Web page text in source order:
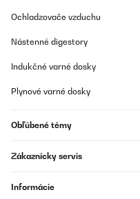
Usuario/a de amazon
Einfach schön und sehr
Ochladzovače vzduchu
Nástenné digestory
Indukčné varné dosky
Plynové varné dosky
Obľúbené témy
Zákaznícky servis
Informácie